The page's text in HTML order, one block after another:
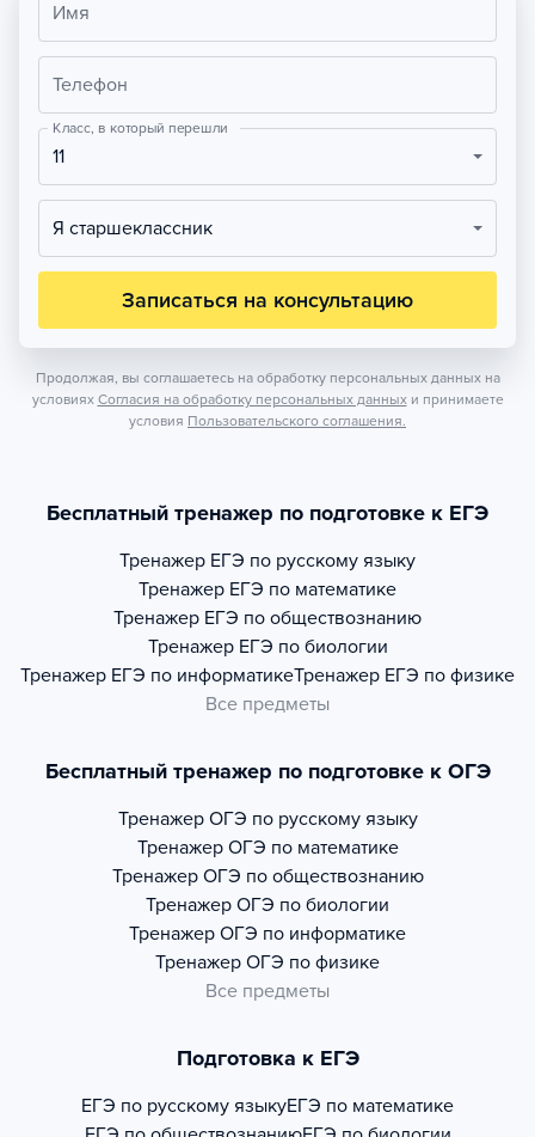
Имя
Телефон
Класс, в который перешли
11
Я старшеклассник
Записаться на консультацию
Продолжая, вы соглашаетесь на обработку персональных данных на
условиях Согласия на обработку персональных данных и принимаете
условия Пользовательского соглашения.
Бесплатный тренажер по подготовке к ЕГЭ
Тренажер ЕГЭ по русскому языку
Тренажер ЕГЭ по математике
Тренажер ЕГЭ по обществознанию
Тренажер ЕГЭ по биологии
Тренажер ЕГЭ по информатикеТренажер ЕГЭ по физике
Все предметы
Бесплатный тренажер по подготовке к ОГЭ
Тренажер ОГЭ по русскому языку
Тренажер ОГЭ по математике
Тренажер ОГЭ по обществознанию
Тренажер ОГЭ по биологии
Тренажер ОГЭ по информатике
Тренажер ОГЭ по физике
Все предметы
Подготовка к ЕГЭ
ЕГЭ по русскому языкуЕГЭ по математике